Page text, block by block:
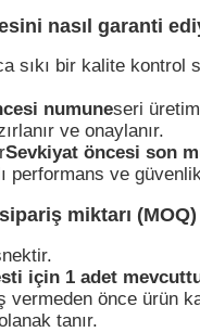
nasıl garanti
sıkı bir kalite kontrol
numuneseri
ve onaylanır.
Sevkiyat öncesi son
performans ve
miktarı (MOQ)
için 1 adet
vermeden önce ürün
tanır.